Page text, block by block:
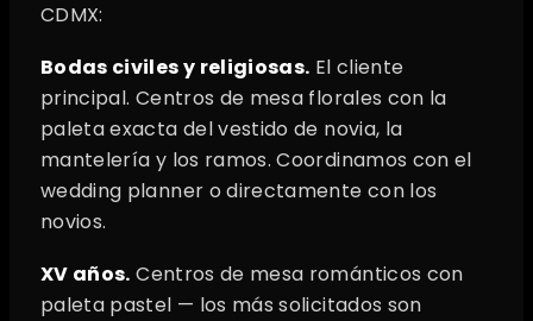
CDMX:
Bodas civiles y religiosas. El cliente
principal. Centros de mesa florales con la
paleta exacta del vestido de novia, la
mantelería y los ramos. Coordinamos con el
wedding planner o directamente con los
novios.
XV años. Centros de mesa románticos con
paleta pastel — los más solicitados son